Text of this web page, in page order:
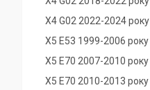
X4 G02 2022-2024 року
X5 E53 1999-2006 року
X5 E70 2007-2010 року
X5 E70 2010-2013 року